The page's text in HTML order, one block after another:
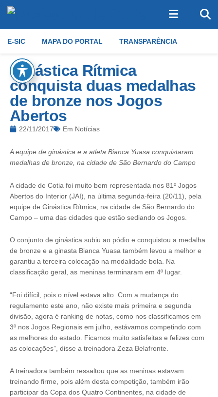
E-SIC MAPA DO PORTAL TRANSPARÊNCIA
Ginástica Rítmica
conquista duas medalhas
de bronze nos Jogos
Abertos
22/11/2017 Em Notícias
A equipe de ginástica e a atleta Bianca Yuasa conquistaram
medalhas de bronze, na cidade de São Bernardo do Campo
A cidade de Cotia foi muito bem representada nos 81º Jogos
Abertos do Interior (JAI), na última segunda-feira (20/11), pela
equipe de Ginástica Rítmica, na cidade de São Bernardo do
Campo – uma das cidades que estão sediando os Jogos.
O conjunto de ginástica subiu ao pódio e conquistou a medalha
de bronze e a ginasta Bianca Yuasa também levou a melhor e
garantiu a terceira colocação na modalidade bola. Na
classificação geral, as meninas terminaram em 4º lugar.
“Foi difícil, pois o nível estava alto. Com a mudança do
regulamento este ano, não existe mais primeira e segunda
divisão, agora é ranking de notas, como nos classificamos em
3º nos Jogos Regionais em julho, estávamos competindo com
as melhores do estado. Ficamos muito satisfeitas e felizes com
as colocações”, disse a treinadora Zeza Belafronte.
A treinadora também ressaltou que as meninas estavam
treinando firme, pois além desta competição, também irão
participar da Copa dos Quatro Continentes, na cidade de